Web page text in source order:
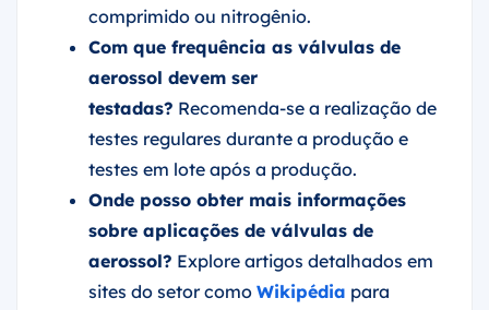
comprimido ou nitrogênio.
Com que frequência as válvulas de
aerossol devem ser
testadas? Recomenda-se a realização de
testes regulares durante a produção e
testes em lote após a produção.
Onde posso obter mais informações
sobre aplicações de válvulas de
aerossol? Explore artigos detalhados em
sites do setor como Wikipédia para